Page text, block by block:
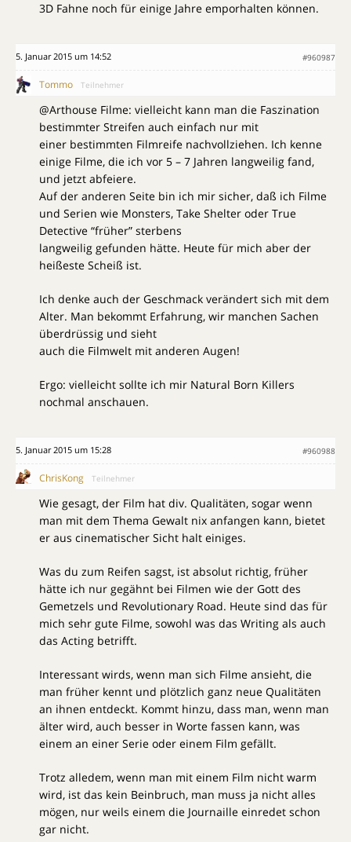
3D Fahne noch für einige Jahre emporhalten können.
5. Januar 2015 um 14:52 #960987
Tommo Teilnehmer
@Arthouse Filme: vielleicht kann man die Faszination
bestimmter Streifen auch einfach nur mit
einer bestimmten Filmreife nachvollziehen. Ich kenne
einige Filme, die ich vor 5 – 7 Jahren langweilig fand,
und jetzt abfeiere.
Auf der anderen Seite bin ich mir sicher, daß ich Filme
und Serien wie Monsters, Take Shelter oder True
Detective “früher” sterbens
langweilig gefunden hätte. Heute für mich aber der
heißeste Scheiß ist.
Ich denke auch der Geschmack verändert sich mit dem
Alter. Man bekommt Erfahrung, wir manchen Sachen
überdrüssig und sieht
auch die Filmwelt mit anderen Augen!
Ergo: vielleicht sollte ich mir Natural Born Killers
nochmal anschauen.
5. Januar 2015 um 15:28 #960988
ChrisKong Teilnehmer
Wie gesagt, der Film hat div. Qualitäten, sogar wenn
man mit dem Thema Gewalt nix anfangen kann, bietet
er aus cinematischer Sicht halt einiges.
Was du zum Reifen sagst, ist absolut richtig, früher
hätte ich nur gegähnt bei Filmen wie der Gott des
Gemetzels und Revolutionary Road. Heute sind das für
mich sehr gute Filme, sowohl was das Writing als auch
das Acting betrifft.
Interessant wirds, wenn man sich Filme ansieht, die
man früher kennt und plötzlich ganz neue Qualitäten
an ihnen entdeckt. Kommt hinzu, dass man, wenn man
älter wird, auch besser in Worte fassen kann, was
einem an einer Serie oder einem Film gefällt.
Trotz alledem, wenn man mit einem Film nicht warm
wird, ist das kein Beinbruch, man muss ja nicht alles
mögen, nur weils einem die Journaille einredet schon
gar nicht.